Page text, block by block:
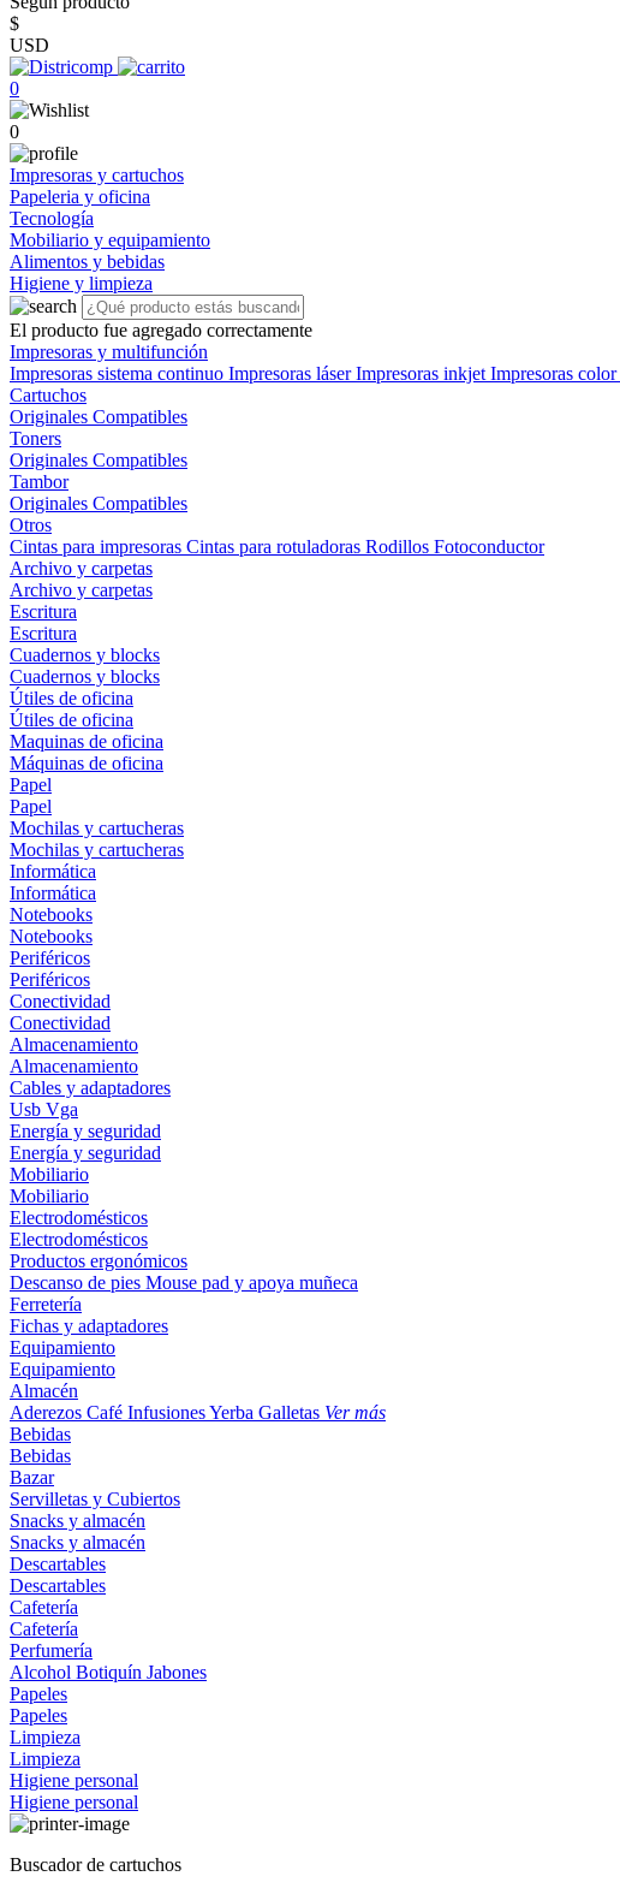
$
USD
0
0
Impresoras y cartuchos
Papeleria y oficina
Tecnología
Mobiliario y equipamiento
Alimentos y bebidas
Higiene y limpieza
El producto fue agregado correctamente
Impresoras y multifunción
Impresoras sistema continuo Impresoras láserImpresoras inkjet Impresoras color
Cartuchos
Originales Compatibles
Toners
Originales Compatibles
Tambor
Originales Compatibles
Otros
Cintas para impresoras Cintas para rotuladoras Rodillos Fotoconductor
Archivo y carpetas
Archivo y carpetas
Escritura
Escritura
Cuadernos y blocks
Cuadernos y blocks
Útiles de oficina
Útiles de oficina
Maquinas de oficina
Máquinas de oficina
Papel
Papel
Mochilas y cartucheras
Mochilas y cartucheras
Informática
Informática
Notebooks
Notebooks
Periféricos
Periféricos
Conectividad
Conectividad
Almacenamiento
Almacenamiento
Cables y adaptadores
Usb Vga
Energía y seguridad
Energía y seguridad
Mobiliario
Mobiliario
Electrodomésticos
Electrodomésticos
Productos ergonómicos
Descanso de pies Mouse pad y apoya muñeca
Ferretería
Fichas y adaptadores
Equipamiento
Equipamiento
Almacén
Aderezos Café InfusionesYerba Galletas Ver más
Bebidas
Bebidas
Bazar
Servilletas y Cubiertos
Snacks y almacén
Snacks y almacén
Descartables
Descartables
Cafetería
Cafetería
Perfumería
Alcohol Botiquín Jabones
Papeles
Papeles
Limpieza
Limpieza
Higiene personal
Higiene personal
Buscador de cartuchos